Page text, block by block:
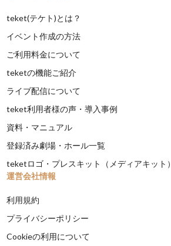
teket(テケト)とは？
イベント作成の方法
ご利用料金について
teketの機能ご紹介
ライブ配信について
teket利用者様の声・導入事例
資料・マニュアル
登録済み劇場・ホール一覧
teketロゴ・プレスキット（メディアキット）
運営会社情報
利用規約
プライバシーポリシー
Cookieの利用について